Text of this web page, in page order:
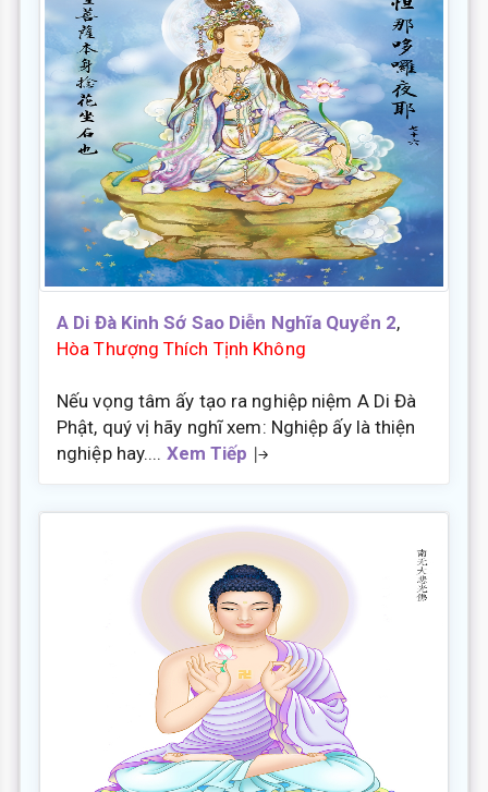
A Di Đà Kinh Sớ Sao Diễn Nghĩa Quyển 2,
Hòa Thượng Thích Tịnh Không
Nếu vọng tâm ấy tạo ra nghiệp niệm A Di Đà
Phật, quý vị hãy nghĩ xem: Nghiệp ấy là thiện
nghiệp hay.... Xem Tiếp